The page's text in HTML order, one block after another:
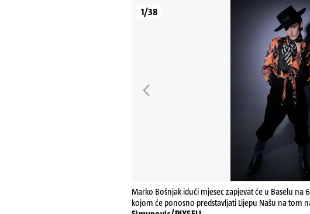
1/38
Marko Bošnjak idući mjesec zapjevat će u Baselu na
kojom će ponosno predstavljati Lijepu Našu na tom